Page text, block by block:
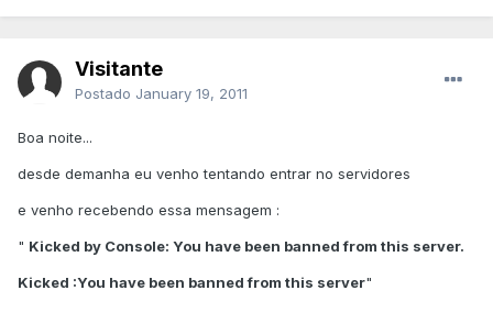
Visitante
Postado January 19, 2011
Boa noite...
desde demanha eu venho tentando entrar no servidores
e venho recebendo essa mensagem :
" Kicked by Console: You have been banned from this server.
Kicked :You have been banned from this server"